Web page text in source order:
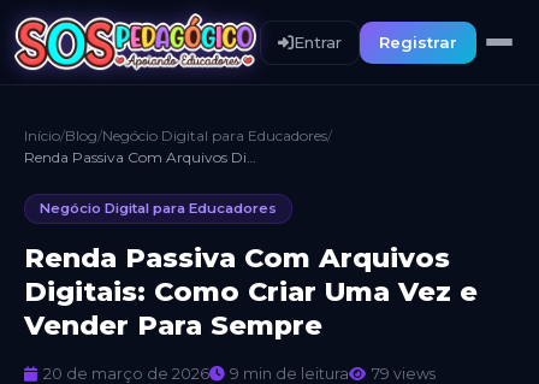
Entrar Registrar
Início/Blog/Negócio Digital para Educadores/
Renda Passiva Com Arquivos Digitais: Como Criar Uma Vez e Vender Para Sempre
Negócio Digital para Educadores
Renda Passiva Com Arquivos
Digitais: Como Criar Uma Vez e
Vender Para Sempre
20 de março de 2026 9 min de leitura 79 views